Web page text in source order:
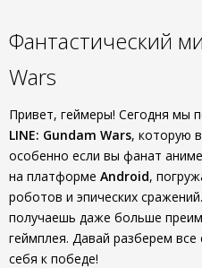
Фантастический
Wars
Привет, геймеры! Сегодня мы
LINE: Gundam Wars, которую
особенно если вы фанат
на платформе Android,
роботов и эпических
получаешь даже больше
геймплея. Давай разберем
себя к победе!